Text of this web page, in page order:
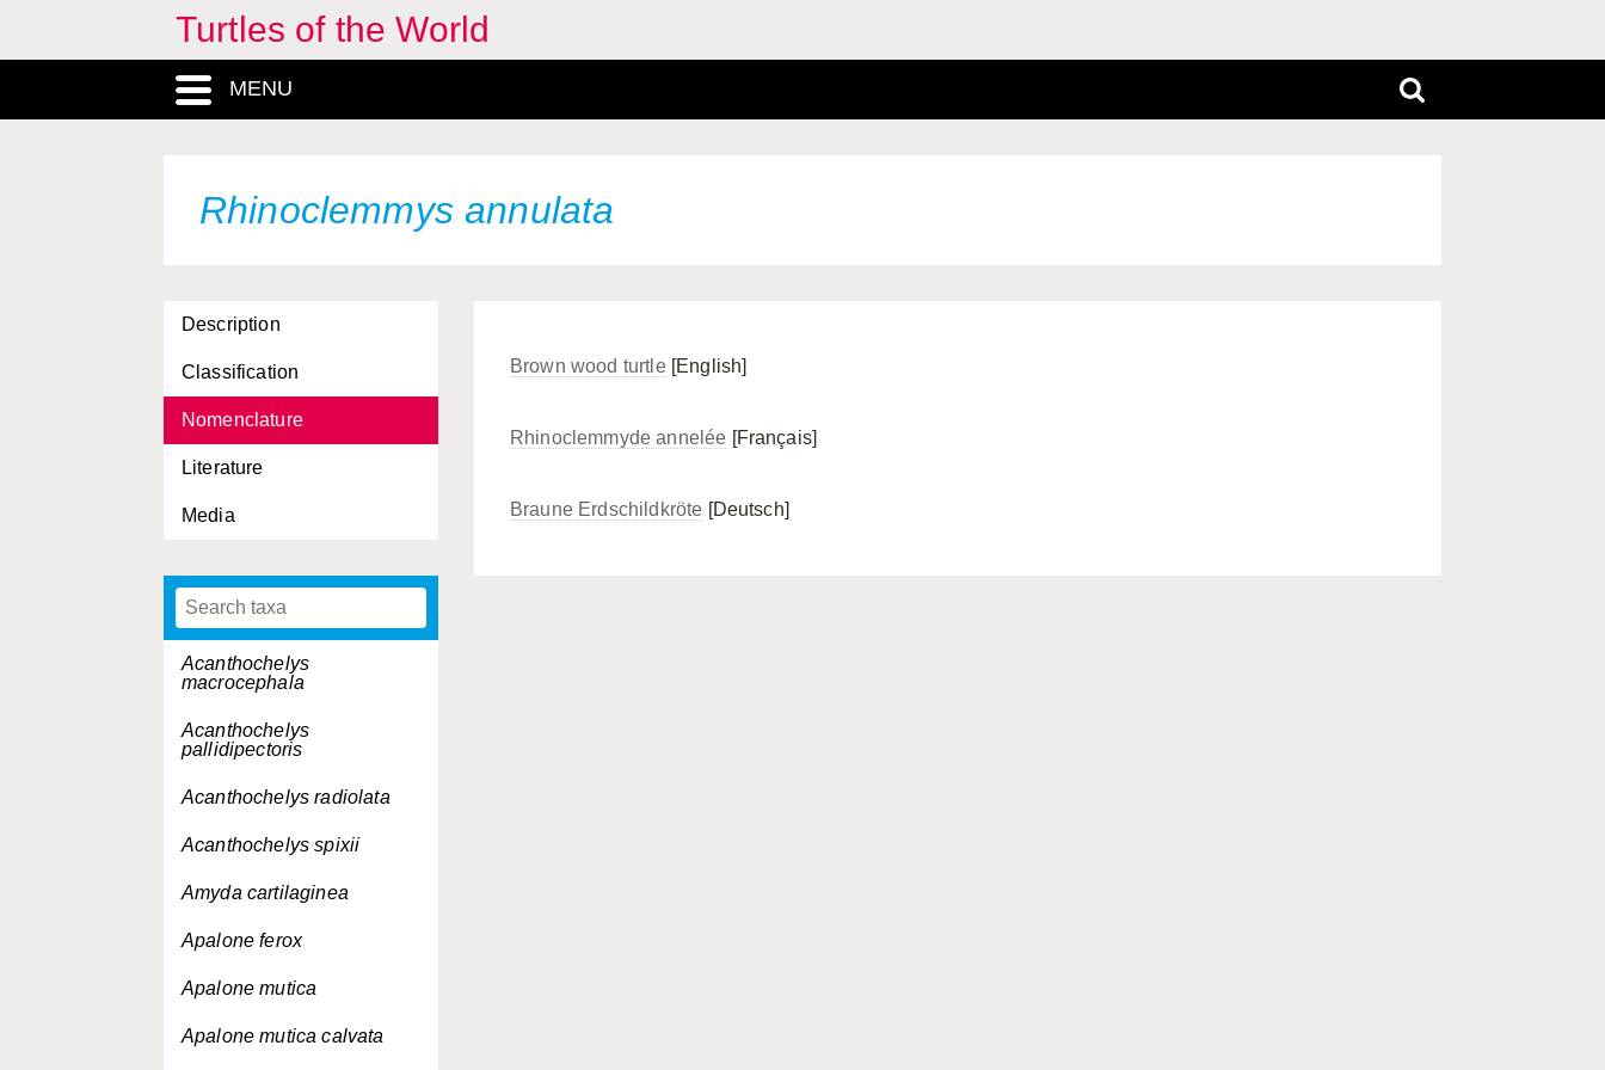
Turtles of the World
MENU
Rhinoclemmys annulata
Description
Classification
Nomenclature
Literature
Media
Acanthochelys
macrocephala
Acanthochelys
pallidipectoris
Acanthochelys radiolata
Acanthochelys spixii
Amyda cartilaginea
Apalone ferox
Apalone mutica
Apalone muticacalvata
Brown wood turtle[English]
Rhinoclemmyde annelée [Français]
Braune Erdschildkröte [Deutsch]